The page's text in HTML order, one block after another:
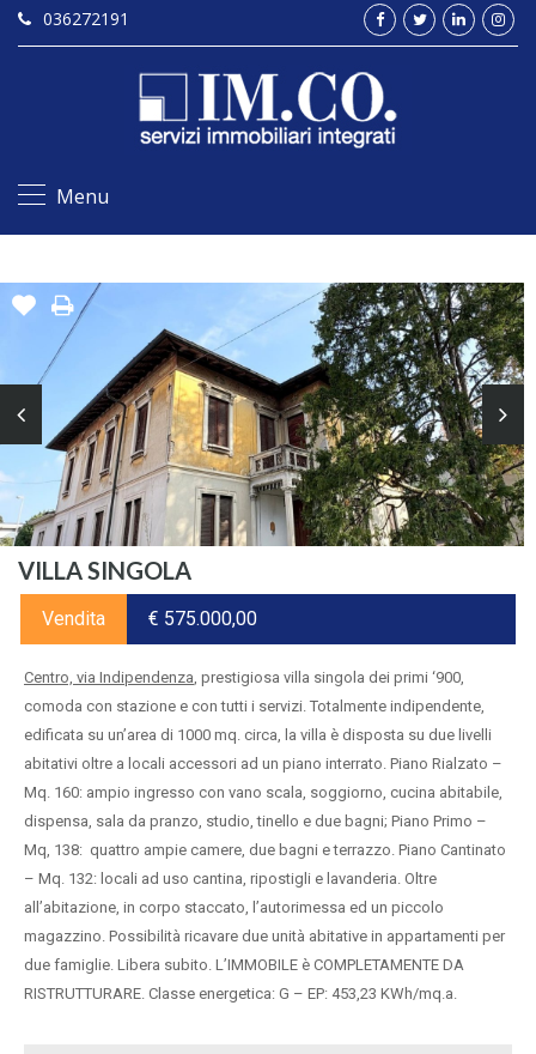
036272191
Menu
VILLA SINGOLA
Vendita € 575.000,00
Centro, via Indipendenza, prestigiosa villa singola dei primi ‘900,
comoda con stazione e con tutti i servizi. Totalmente indipendente,
edificata su un’area di 1000 mq. circa, la villa è disposta su due livelli
abitativi oltre a locali accessori ad un piano interrato. Piano Rialzato –
Mq. 160: ampio ingresso con vano scala, soggiorno, cucina abitabile,
dispensa, sala da pranzo, studio, tinello e due bagni; Piano Primo –
Mq, 138: quattro ampie camere, due bagni e terrazzo. Piano Cantinato
– Mq. 132: locali ad uso cantina, ripostigli e lavanderia. Oltre
all’abitazione, in corpo staccato, l’autorimessa ed un piccolo
magazzino. Possibilità ricavare due unità abitative in appartamenti per
due famiglie. Libera subito. L’IMMOBILE è COMPLETAMENTE DA
RISTRUTTURARE. Classe energetica: G – EP: 453,23 KWh/mq.a.